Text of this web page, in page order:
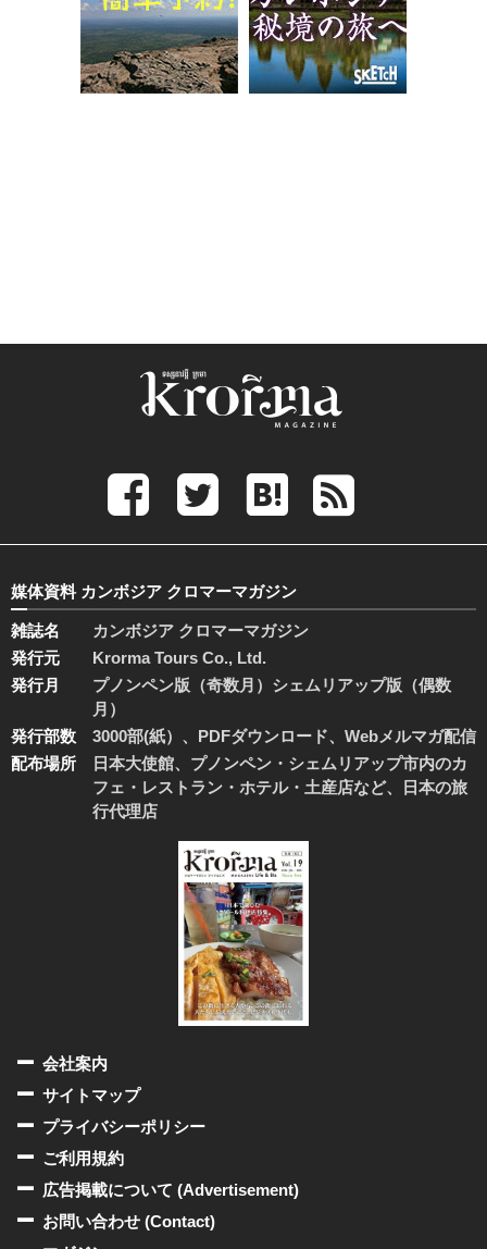
媒体資料 カンボジア クロマーマガジン
雑誌名
カンボジア クロマーマガジン
発行元
Krorma Tours Co., Ltd.
発行月
プノンペン版（奇数月）シェムリアップ版（偶数
月）
発行部数
3000部(紙）、PDFダウンロード、Webメルマガ配信
配布場所
日本大使館、プノンペン・シェムリアップ市内のカ
フェ・レストラン・ホテル・土産店など、日本の旅
行代理店
会社案内
サイトマップ
プライバシーポリシー
ご利用規約
広告掲載について (Advertisement)
お問い合わせ (Contact)